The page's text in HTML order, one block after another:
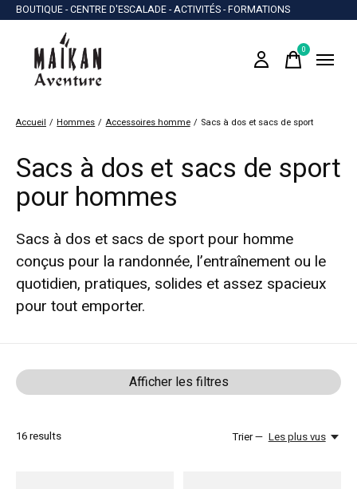
BOUTIQUE - CENTRE D'ESCALADE - ACTIVITÉS - FORMATIONS
0items
Accueil / Hommes / Accessoires homme / Sacs à dos et sacs de sport
Sacs à dos et sacs de sport
pour hommes
Sacs à dos et sacs de sport pour homme
conçus pour la randonnée, l’entraînement ou le
quotidien, pratiques, solides et assez spacieux
pour tout emporter.
Afficher les filtres
16results Trier — Les plus vus